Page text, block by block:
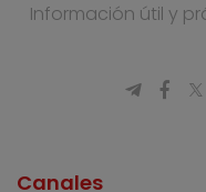
Información útil y
Canales